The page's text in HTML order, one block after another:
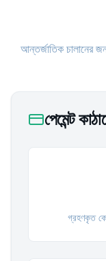
আন্তর্জাতিক চালানের
পেমেন্ট
গ্রহণকৃত